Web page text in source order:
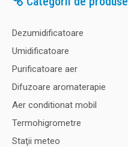
Dezumidificatoare
Umidificatoare
Purificatoare aer
Difuzoare aromaterapie
Aer conditionat mobil
Termohigrometre
Staţii meteo